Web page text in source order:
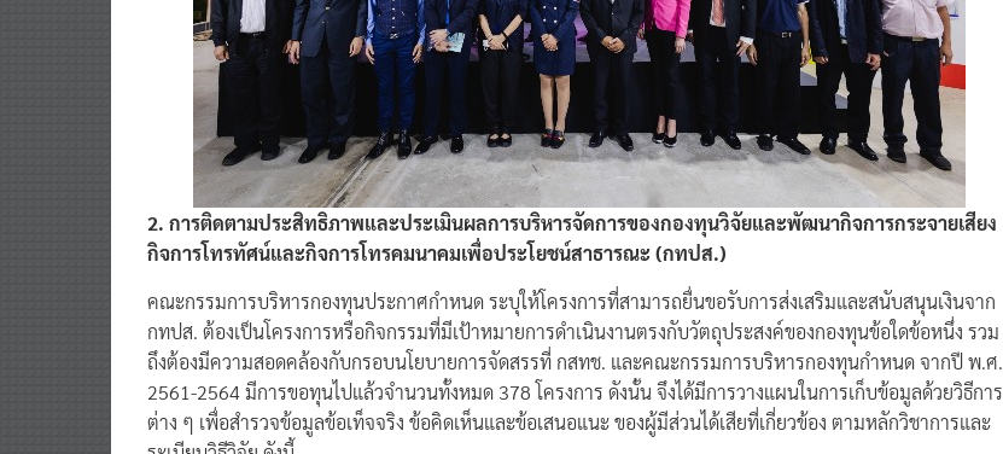
2. การติดตามประสิทธิภาพและประเมินผลการบริหารจัดการของกองทุนวิจัยและพัฒนากิจการกระจายเสียง
กิจการโทรทัศน์และกิจการโทรคมนาคมเพื่อประโยชน์สาธารณะ (กทปส.)
คณะกรรมการบริหารกองทุนประกาศกำหนด ระบุให้โครงการที่สามารถยื่นขอรับการส่งเสริมและสนับสนุนเงินจาก
กทปส. ต้องเป็นโครงการหรือกิจกรรมที่มีเป้าหมายการดำเนินงานตรงกับวัตถุประสงค์ของกองทุนข้อใดข้อหนึ่ง รวม
ถึงต้องมีความสอดคล้องกับกรอบนโยบายการจัดสรรที่ กสทช. และคณะกรรมการบริหารกองทุนกำหนด จากปี พ.ศ.
2561-2564 มีการขอทุนไปแล้วจำนวนทั้งหมด 378 โครงการ ดังนั้น จึงได้มีการวางแผนในการเก็บข้อมูลด้วยวิธีการ
ต่าง ๆ เพื่อสำรวจข้อมูลข้อเท็จจริง ข้อคิดเห็นและข้อเสนอแนะ ของผู้มีส่วนได้เสียที่เกี่ยวข้อง ตามหลักวิชาการและ
ระเบียบวิธีวิจัย ดังนี้